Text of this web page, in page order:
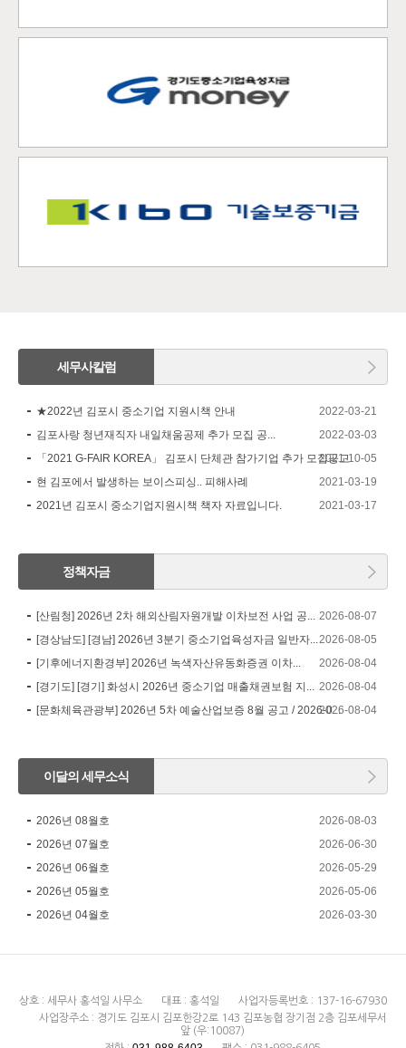
세무사칼럼
★2022년 김포시 중소기업 지원시책 안내
2022-03-21
김포사랑 청년재직자 내일채움공제 추가 모집 공...
2022-03-03
「2021 G-FAIR KOREA」 김포시 단체관 참가기업 추가 모집공고
2021-10-05
현 김포에서 발생하는 보이스피싱.. 피해사례
2021-03-19
2021년 김포시 중소기업지원시책 책자 자료입니다.
2021-03-17
정책자금
[산림청] 2026년 2차 해외산림자원개발 이차보전 사업 공... 2026-08-07
[경상남도] [경남] 2026년 3분기 중소기업육성자금 일반자...2026-08-05
[기후에너지환경부] 2026년 녹색자산유동화증권 이차...
2026-08-04
[경기도] [경기] 화성시 2026년 중소기업 매출채권보험 지... 2026-08-04
[문화체육관광부] 2026년 5차 예술산업보증 8월 공고 / 2026-0...2026-08-04
이달의 세무소식
2026년 08월호
2026-08-03
2026년 07월호
2026-06-30
2026년 06월호
2026-05-29
2026년 05월호
2026-05-06
2026년 04월호
2026-03-30
상호 : 세무사 홍석일 사무소 대표 : 홍석일
사업자등록번호 : 137-16-67930
사업장주소 : 경기도 김포시 김포한강2로 143 김포농협 장기점 2층 김포세무서
앞 (우:10087)